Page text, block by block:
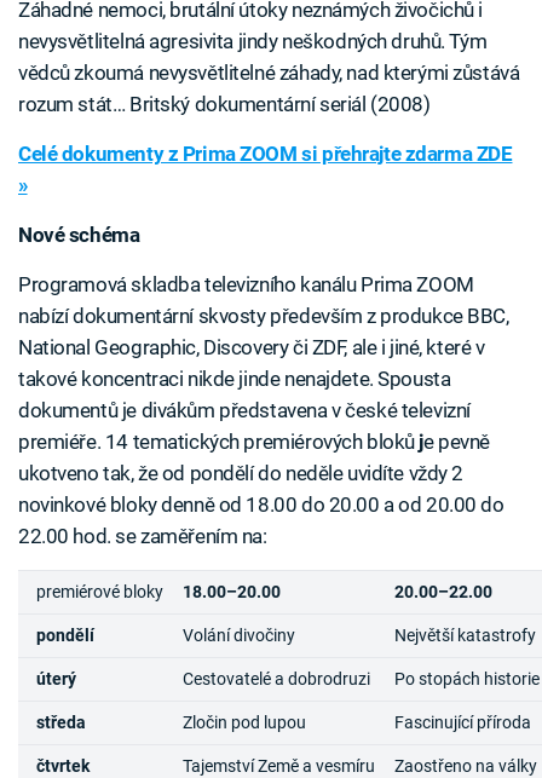
Záhadné nemoci, brutální útoky neznámých živočichů i
nevysvětlitelná agresivita jindy neškodných druhů. Tým
vědců zkoumá nevysvětlitelné záhady, nad kterými zůstává
rozum stát… Britský dokumentární seriál (2008)
Celé dokumenty z Prima ZOOM si přehrajte zdarma ZDE
»
Nové schéma
Programová skladba televizního kanálu Prima ZOOM
nabízí dokumentární skvosty především z produkce BBC,
National Geographic, Discovery či ZDF, ale i jiné, které v
takové koncentraci nikde jinde nenajdete. Spousta
dokumentů je divákům představena v české televizní
premiéře. 14 tematických premiérových bloků je pevně
ukotveno tak, že od pondělí do neděle uvidíte vždy 2
novinkové bloky denně od 18.00 do 20.00 a od 20.00 do
22.00 hod. se zaměřením na:
premiérové bloky 18.00–20.00 20.00–22.00
pondělí Volání divočiny Největší katastrofy
úterý Cestovatelé a dobrodruzi Po stopách historie
středa Zločin pod lupou Fascinující příroda
čtvrtek Tajemství Země a vesmíru Zaostřeno na války